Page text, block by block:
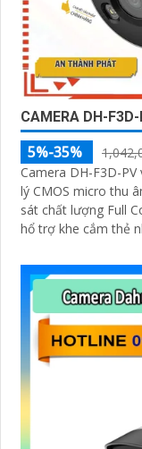
CAMERA DH-
5%-35%
Camera DH-F3D-
lý CMOS micro thu
sát chất lượng Full
hổ trợ khe cắm thẻ nhớ Micro SD 256GB công nghệ IP Wifi